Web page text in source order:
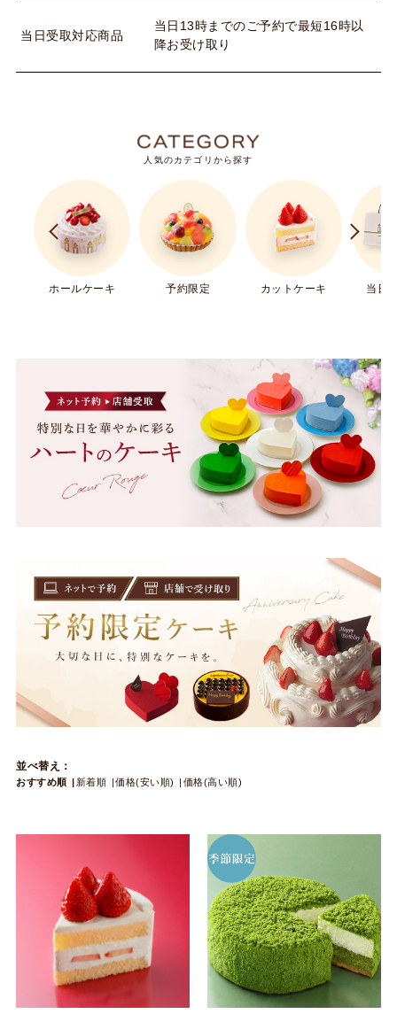
当 日受取対応商品
当日13時までのご予約で最短16時以
降お受け取り
人気のカテゴリから探す
ホールケーキ 予約限定 カットケーキ 当日
並べ替え：
おすすめ順 新着順 価格(安い順) 価格(高い順)